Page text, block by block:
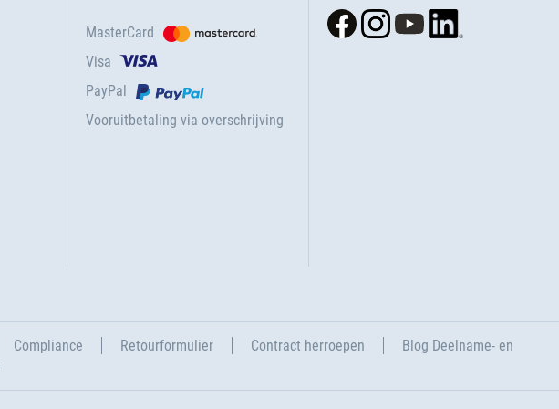
MasterCard
Visa
PayPal
Vooruitbetaling via overschrijving
Compliance Retourformulier Contract herroepen
Blog Deelname- en